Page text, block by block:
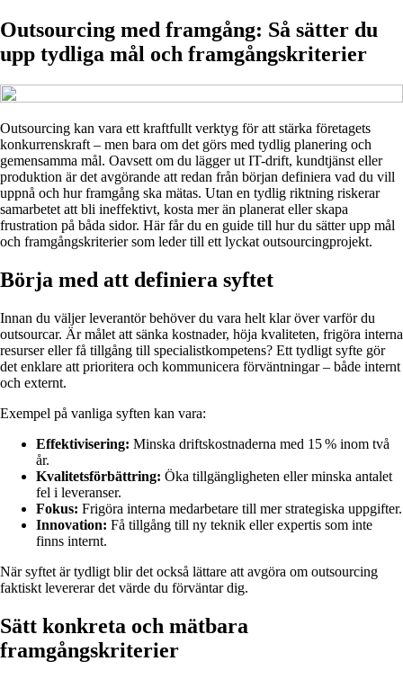
Outsourcing med framgång: Så sätter du
upp tydliga mål och framgångskriterier
Outsourcing kan vara ett kraftfullt verktyg för att stärka företagets
konkurrenskraft – men bara om det görs med tydlig planering och
gemensamma mål. Oavsett om du lägger ut IT-drift, kundtjänst eller
produktion är det avgörande att redan från början definiera vad du vill
uppnå och hur framgång ska mätas. Utan en tydlig riktning riskerar
samarbetet att bli ineffektivt, kosta mer än planerat eller skapa
frustration på båda sidor. Här får du en guide till hur du sätter upp mål
och framgångskriterier som leder till ett lyckat outsourcingprojekt.
Börja med att definiera syftet
Innan du väljer leverantör behöver du vara helt klar över varför du
outsourcar. Är målet att sänka kostnader, höja kvaliteten, frigöra interna
resurser eller få tillgång till specialistkompetens? Ett tydligt syfte gör
det enklare att prioritera och kommunicera förväntningar – både internt
och externt.
Exempel på vanliga syften kan vara:
Effektivisering: Minska driftskostnaderna med 15 % inom två
år.
Kvalitetsförbättring: Öka tillgängligheten eller minska antalet
fel i leveranser.
Fokus: Frigöra interna medarbetare till mer strategiska uppgifter.
Innovation: Få tillgång till ny teknik eller expertis som inte
finns internt.
När syftet är tydligt blir det också lättare att avgöra om outsourcing
faktiskt levererar det värde du förväntar dig.
Sätt konkreta och mätbara
framgångskriterier